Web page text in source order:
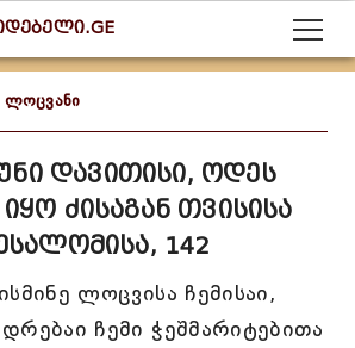
ლოცვანი
დავითისი, ოდეს
ძისაგან თვისისა
142
ლოცვისა ჩემისაი,
ჩემი ჭეშმარიტებითა